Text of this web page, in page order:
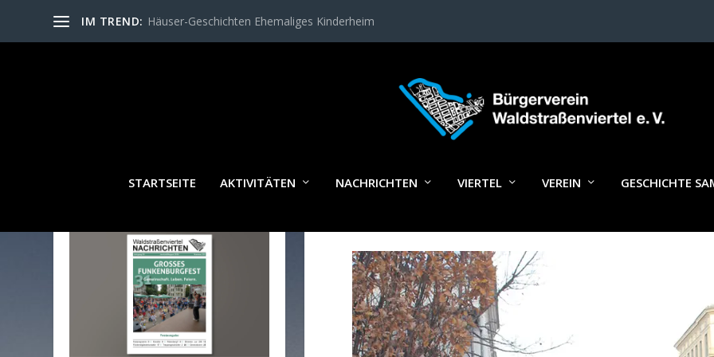
IM TREND: Häuser-Geschichten Ehemaliges Kinderheim
STARTSEITE AKTIVITÄTEN NACHRICHTEN VIERTEL VEREIN GESCHICHTE
LEHRAMTSSTUDENTEN FACH
WALDSTRASSENVIERTEL N